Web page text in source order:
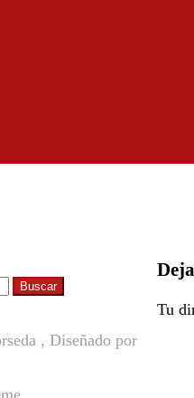
Tu
, Diseñado por